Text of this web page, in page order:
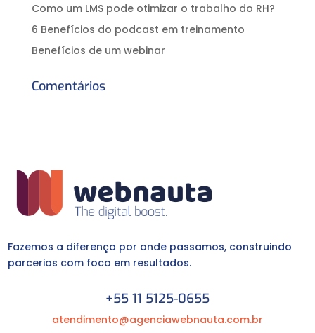
Como um LMS pode otimizar o trabalho do RH?
6 Benefícios do podcast em treinamento
Benefícios de um webinar
Comentários
Fazemos a diferença por onde passamos, construindo
parcerias com foco em resultados.
+55 11 5125-0655
atendimento@agenciawebnauta.com.br